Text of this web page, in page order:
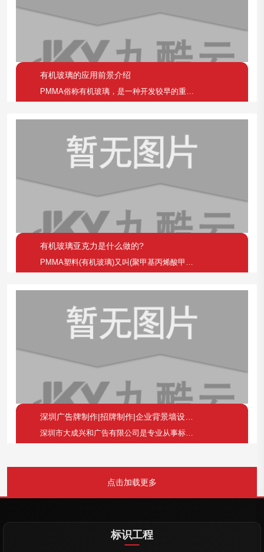
有机玻璃的应用前景介绍
PMMA俗称有机玻璃，是一种开发较早的重要热塑性塑料，具有较好的透明性、化学稳定性和耐候性，易染色，易加工，外观优美，在建筑业中有着广泛的应用。有机玻璃产品通常可以分为浇注板、挤出板和模塑料
有机玻璃亚克力是什么做的?
PMMA塑料(有机玻璃)又叫(聚甲基丙烯酸甲脂)，聚苯乙烯,但质脆,易熔于有机溶剂,如作透光材料,其表面硬度稍低,容易擦花.适于制作透明绝缘零件和强度一般的零件
深圳广告牌制作|招牌制作|企业背景墙设计装修公司
深圳市大成兴和广告有限公司是专业从事标识标牌、展示道具、室内陈设展示、大型户外广告标识等产品的研发、设计、制造、安装和服务于一体的现代化企业，现主要项目有广告标识标牌，招牌，广告牌，灯箱，发光字等设计制作，亚克力板材批发
点击加载更多
标识工程